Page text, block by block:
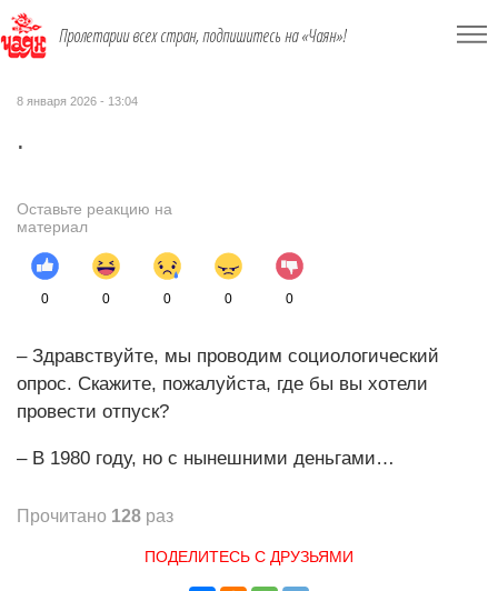
Пролетарии всех стран, подпишитесь на «Чаян»!
8 января 2026 - 13:04
.
Оставьте реакцию на
материал
0 0 0 0 0
– Здравствуйте, мы проводим социо­логический
опрос. Скажите, пожа­луйста, где бы вы хотели
провести отпуск?
– В 1980 году, но с нынешними деньгами…
Прочитано 128 раз
ПОДЕЛИТЕСЬ С ДРУЗЬЯМИ